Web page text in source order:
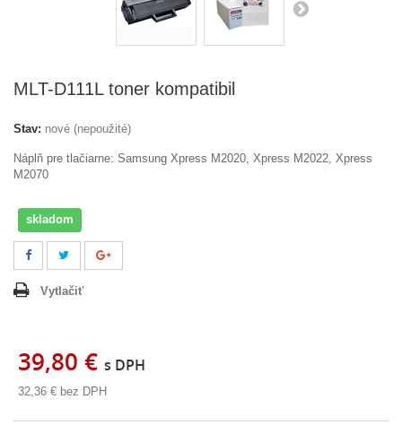
MLT-D111L toner kompatibil
Stav: nové (nepoužité)
Náplň pre tlačiarne: Samsung Xpress M2020, Xpress M2022, Xpress
M2070
skladom
Vytlačiť
39,80 € s DPH
32,36 € bez DPH